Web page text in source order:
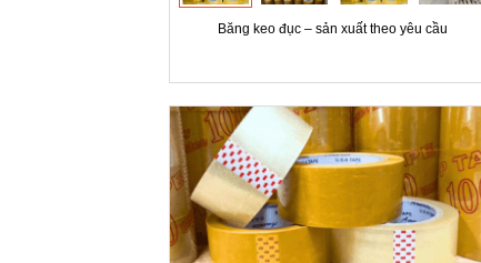
Băng keo đục – sản xuất theo yêu cầu